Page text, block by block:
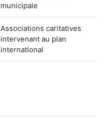
municipale
Associations caritatives
intervenant au plan
international